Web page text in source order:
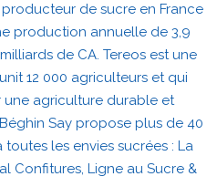
producteur de sucre en France
production annuelle de 3,9
de CA. Tereos est une
12 000 agriculteurs et qui
une agriculture durable et
Say propose plus de 40
les envies sucrées : La
Confitures, Ligne au Sucre &